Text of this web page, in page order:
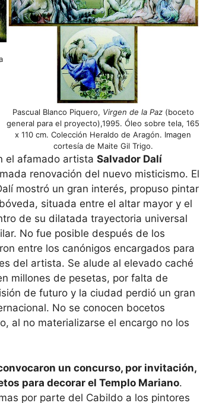
Pascual Blanco Piquero, Virgen de la Paz(boceto
general para el proyecto),1995. Óleo sobre tela, 165
x 110 cm. Colección Heraldo de Aragón. Imagen
cortesía de Maite Gil Trigo.
el afamado artista Salvador Dalí
renovación del nuevo misticismo. El
mostró un gran interés, propuso pintar
situada entre el altar mayor y el
de su dilatada trayectoria universal
No fue posible después de los
entre los canónigos encargados para
del artista. Se alude al elevado caché
millones de pesetas, por falta de
de futuro y la ciudad perdió un gran
No se conocen bocetos
al no materializarse el encargo no los
un concurso, por invitación,
para decorar el Templo Mariano.
por parte del Cabildo a los pintores